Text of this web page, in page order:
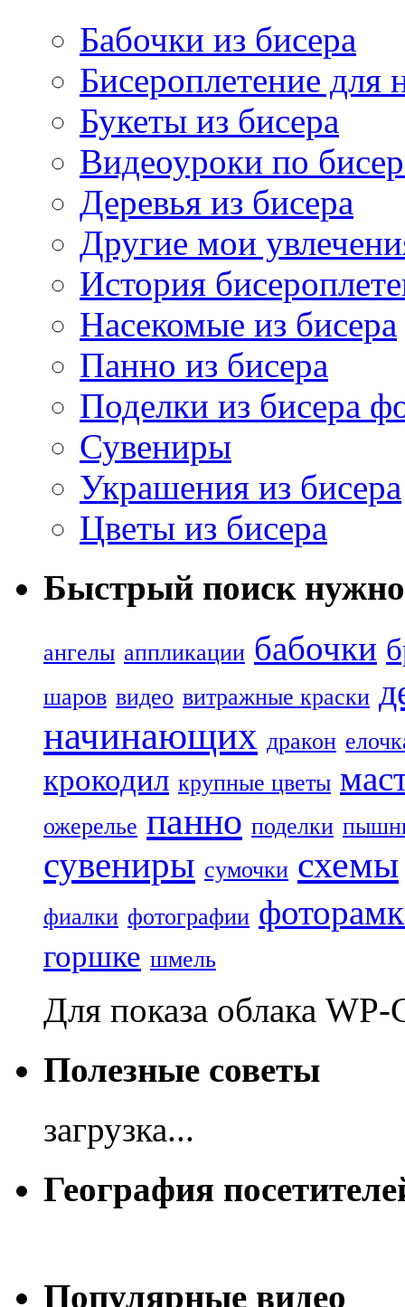
Бабочки из бисера
Бисероплетение
Букеты из бисера
Видеоуроки по
Деревья из бисера
Другие мои
История
Насекомые из бисера
Панно из бисера
Поделки из бисера
Сувениры
Украшения из бисера
Цветы из бисера
Быстрый поиск
ангелы аппликации бабочки
шаров видео витражные краски
начинающих дракон
крокодил крупные цветы
ожерелье панно поделки
сувениры сумочки схемы
фиалки фотографии
горшке шмель
Для показа облака
Полезные советы
загрузка...
География
Популярные видео